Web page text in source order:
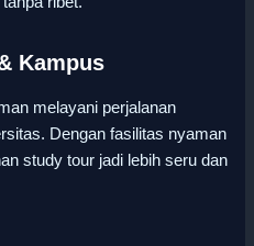
Kampus
melayani perjalanan
Dengan fasilitas nyaman
study tour jadi lebih seru dan